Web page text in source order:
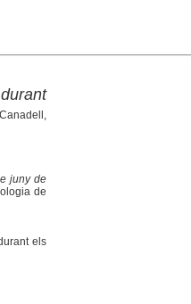
juny de
de
els